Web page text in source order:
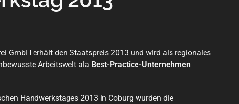
GmbH erhält den Staatspreis 2013 und wird als regionales
Arbeitswelt ala Best-Practice-Unternehmen
Handwerkstages 2013 in Coburg wurden die